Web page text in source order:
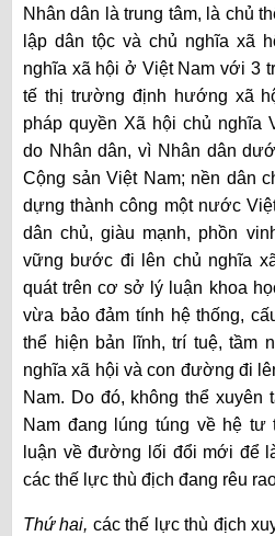
Nhân dân là trung tâm, là chủ
lập dân tộc và chủ nghĩa xã
nghĩa xã hội ở Việt Nam với 3
tế thị trường định hướng xã
pháp quyền Xã hội chủ nghĩa
do Nhân dân, vì Nhân dân
Cộng sản Việt Nam; nền dân
dựng thành công một nước
dân chủ, giàu mạnh, phồn
vững bước đi lên chủ nghĩa
quát trên cơ sở lý luận khoa
vừa bảo đảm tính hệ thống,
thể hiện bản lĩnh, trí tuệ, tầm
nghĩa xã hội và con đường đi
Nam. Do đó, không thể xuyên
Nam đang lúng túng về hệ
luận về đường lối đổi mới để
các thế lực thù địch đang rêu
Thứ hai, các thế lực thù địch